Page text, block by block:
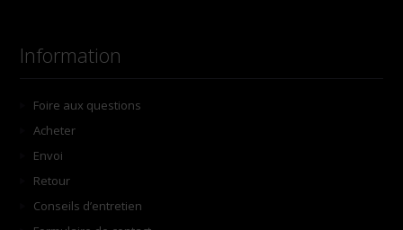
Information
Foire aux questions
Acheter
Envoi
Retour
Conseils d’entretien